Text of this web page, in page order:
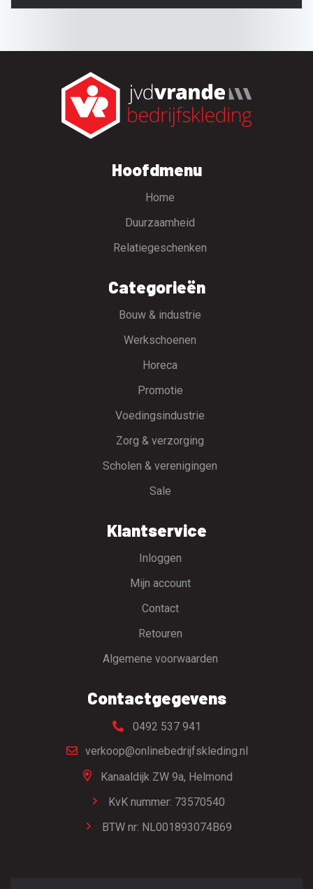
Hoofdmenu
Home
Duurzaamheid
Relatiegeschenken
Categorieën
Bouw & industrie
Werkschoenen
Horeca
Promotie
Voedingsindustrie
Zorg & verzorging
Scholen & verenigingen
Sale
Klantservice
Inloggen
Mijn account
Contact
Retouren
Algemene voorwaarden
Contactgegevens
0492 537 941
verkoop@onlinebedrijfskleding.nl
Kanaaldijk ZW 9a, Helmond
KvK nummer: 73570540
BTW nr: NL001893074B69